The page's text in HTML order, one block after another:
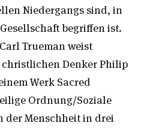
Niedergangs sind, in
begriffen ist.
Trueman weist
Denker Philip
Werk Sacred
Ordnung/Soziale
der Menschheit in drei